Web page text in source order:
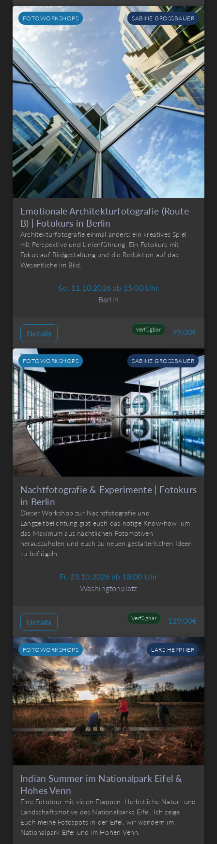
FOTOWORKSHOPS SABINE GROSSBAUER
Emotionale Architekturfotografie (Route
B) | Fotokurs in Berlin
Architekturfotografie einmal anders: ein kreatives Spiel
mit Perspektive und Linienführung. Ein Fotokurs mit
Fokus auf Bildgestaltung und die Reduktion auf das
Wesentliche im Bild.
So. 11.10.2026 ab 15:00 Uhr
Berlin
Details Verfügbar 99,00€
FOTOWORKSHOPS SABINE GROSSBAUER
Nachtfotografie & Experimente | Fotokurs
in Berlin
Dieser Workshop zur Nachtfotografie und
Langzeitbelichtung gibt euch das nötige Know-how, um
das Maximum aus nächtlichen Fotomotiven
herauszuholen und euch zu neuen gestalterischen Ideen
zu beflügeln.
Fr. 23.10.2026 ab 18:00 Uhr
Washingtonplatz
Details Verfügbar 129,00€
FOTOWORKSHOPS LARS HEPPNER
Indian Summer im Nationalpark Eifel &
Hohes Venn
Eine Fototour mit vielen Etappen. Herbstliche Natur- und
Landschaftsmotive des Nationalparks Eifel. Ich zeige
Euch meine Fotospots in der Eifel, wir wandern im
Nationalpark Eifel und im Hohen Venn.